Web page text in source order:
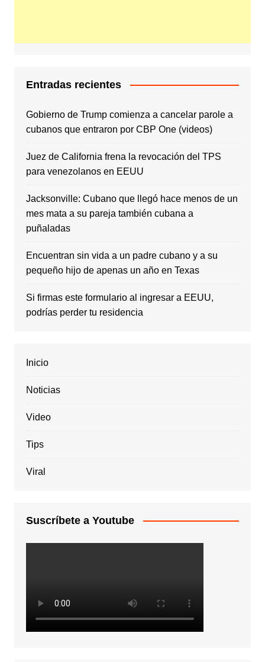
Entradas recientes
Gobierno de Trump comienza a cancelar parole a
cubanos que entraron por CBP One (videos)
Juez de California frena la revocación del TPS
para venezolanos en EEUU
Jacksonville: Cubano que llegó hace menos de un
mes mata a su pareja también cubana a
puñaladas
Encuentran sin vida a un padre cubano y a su
pequeño hijo de apenas un año en Texas
Si firmas este formulario al ingresar a EEUU,
podrías perder tu residencia
Inicio
Noticias
Video
Tips
Viral
Suscríbete a Youtube